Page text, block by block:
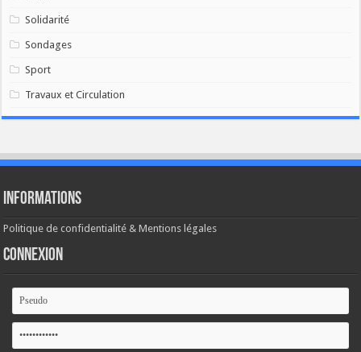
Solidarité
Sondages
Sport
Travaux et Circulation
Informations
Politique de confidentialité & Mentions légales
Connexion